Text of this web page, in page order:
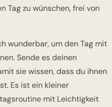
Tag zu wünschen, frei von
wunderbar, um den Tag mit
Sende es deinen
sie wissen, dass du ihnen
Es ist ein kleiner
mit Leichtigkeit